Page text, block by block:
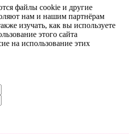
файлы cookie и другие
нам и нашим партнёрам
изучать, как вы используете
этого сайта
на использование этих